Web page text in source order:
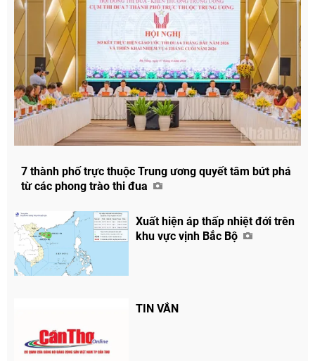
7 thành phố trực thuộc Trung ương quyết tâm bứt phá
từ các phong trào thi đua
Xuất hiện áp thấp nhiệt đới trên
khu vực vịnh Bắc Bộ
TIN VẮN